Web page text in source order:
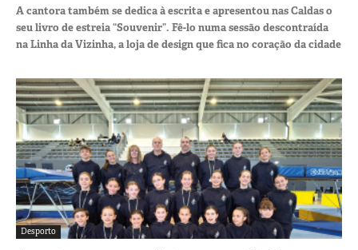
A cantora também se dedica à escrita e apresentou nas Caldas o
seu livro de estreia “Souvenir”. Fê-lo numa sessão descontraída
na Linha da Vizinha, a loja de design que fica no coração da cidade
Desporto